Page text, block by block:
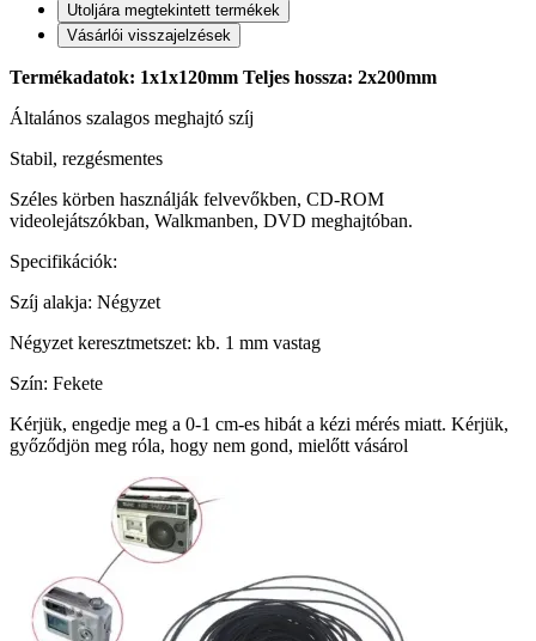
Utoljára megtekintett termékek
Vásárlói visszajelzések
Termékadatok: 1x1x120mm Teljes hossza: 2x200mm
Általános szalagos meghajtó szíj
Stabil, rezgésmentes
Széles körben használják felvevőkben, CD-ROM
videolejátszókban, Walkmanben, DVD meghajtóban.
Specifikációk:
Szíj alakja: Négyzet
Négyzet keresztmetszet: kb. 1 mm vastag
Szín: Fekete
Kérjük, engedje meg a 0-1 cm-es hibát a kézi mérés miatt. Kérjük,
győződjön meg róla, hogy nem gond, mielőtt vásárol